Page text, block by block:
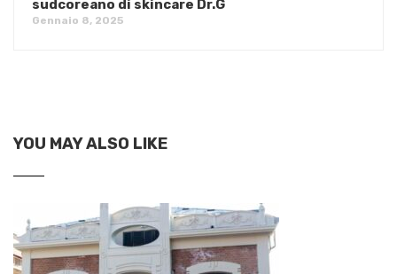
sudcoreano di skincare Dr.G
Gennaio 8, 2025
YOU MAY ALSO LIKE